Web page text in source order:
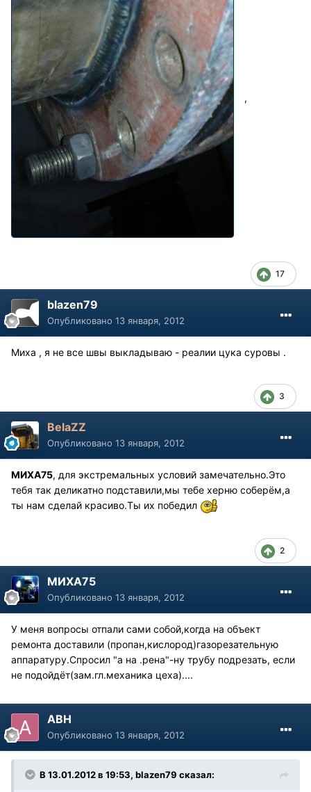
,
17
blazen79
Опубликовано 13 января, 2012
Миха , я не все швы выкладываю - реалии цука суровы .
3
BelaZZ
Опубликовано 13 января, 2012
МИХА75, для экстремальных условий замечательно.Это
тебя так деликатно подставили,мы тебе херню соберём,а
ты нам сделай красиво.Ты их победил
2
МИХА75
Опубликовано 13 января, 2012
У меня вопросы отпали сами собой,когда на объект
ремонта доставили (пропан,кислород)газорезательную
аппаратуру.Спросил "а на .рена"-ну трубу подрезать, если
не подойдёт(зам.гл.механика цеха)....
АВН
Опубликовано 13 января, 2012
В 13.01.2012 в 19:53, blazen79 сказал: